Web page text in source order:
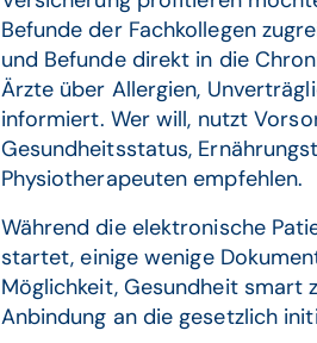
Befunde der Fachkollegen
und Befunde direkt in die
Ärzte über Allergien,
informiert. Wer will, nutzt
Gesundheitsstatus,
Physiotherapeuten empfehlen.
Während die elektronische
startet, einige wenige
Möglichkeit, Gesundheit smart
Anbindung an die gesetzlich